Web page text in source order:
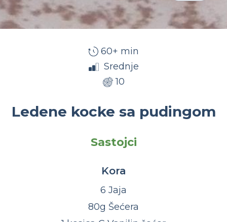
60+ min
Srednje
10
Ledene kocke sa pudingom
Sastojci
Kora
6 Jaja
80g Šećera